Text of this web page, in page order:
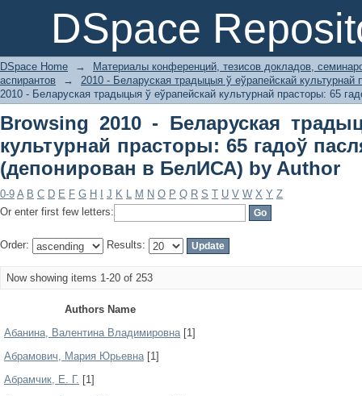
DSpace
Browsing 2010 - Беларуская
гадоў пасля Вялікай Перамогі
DSpace Home →
Материалы конференций, тезисов докладов,
аспирантов
→
2010 - Беларуская традыцыя ў еўрапейскай
2010 - Беларуская традыцыя ў еўрапейскай культурнай прасторы: 65
Browsing 2010 - Беларуская
культурнай прасторы: 65 гадоў
(депонирован в БелИСА) by Author
0-9 A B C D E F G H J K L M N O P Q R S T U V W X Y Z
Or enter first few letters:
Order: Results:
Now showing items 1-20 of 253
Authors Name
Абанина, Валентина Владимировна[1]
Абрамович, Мария Юрьевна[1]
Абрамчик, Е. Г. [1]